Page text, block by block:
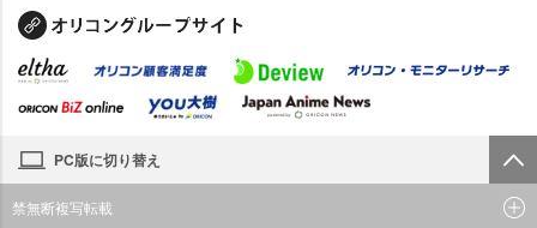
PC版に切り替え
禁無断複写転載